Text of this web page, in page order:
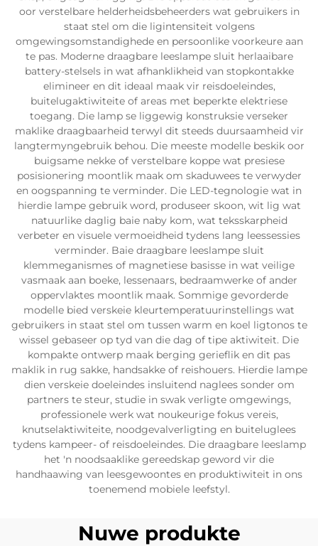
oor verstelbare helderheidsbeheerders wat gebruikers in
staat stel om die ligintensiteit volgens
omgewingsomstandighede en persoonlike voorkeure aan
te pas. Moderne draagbare leeslampe sluit herlaaibare
battery-stelsels in wat afhanklikheid van stopkontakke
elimineer en dit ideaal maak vir reisdoeleindes,
buitelugaktiwiteite of areas met beperkte elektriese
toegang. Die lamp se liggewig konstruksie verseker
maklike draagbaarheid terwyl dit steeds duursaamheid vir
langtermyngebruik behou. Die meeste modelle beskik oor
buigsame nekke of verstelbare koppe wat presiese
posisionering moontlik maak om skaduwees te verwyder
en oogspanning te verminder. Die LED-tegnologie wat in
hierdie lampe gebruik word, produseer skoon, wit lig wat
natuurlike daglig baie naby kom, wat teksskarpheid
verbeter en visuele vermoeidheid tydens lang leessessies
verminder. Baie draagbare leeslampe sluit
klemmeganismes of magnetiese basisse in wat veilige
vasmaak aan boeke, lessenaars, bedraamwerke of ander
oppervlaktes moontlik maak. Sommige gevorderde
modelle bied verskeie kleurtemperatuurinstellings wat
gebruikers in staat stel om tussen warm en koel ligtonos te
wissel gebaseer op tyd van die dag of tipe aktiwiteit. Die
kompakte ontwerp maak berging gerieflik en dit pas
maklik in rug sakke, handsakke of reishouers. Hierdie lampe
dien verskeie doeleindes insluitend naglees sonder om
partners te steur, studie in swak verligte omgewings,
professionele werk wat noukeurige fokus vereis,
knutselaktiwiteite, noodgevalverligting en buiteluglees
tydens kampeer- of reisdoeleindes. Die draagbare leeslamp
het 'n noodsaaklike gereedskap geword vir die
handhaawing van leesgewoontes en produktiwiteit in ons
toenemend mobiele leefstyl.
Nuwe produkte